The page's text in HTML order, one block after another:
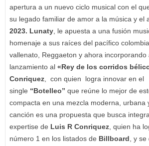
apertura a un nuevo ciclo musical con el
su legado familiar de amor a la música y el
2023. Lunaty, le apuesta a una fusión
homenaje a sus raíces del pacífico
vallenato, Reggaeton y ahora incorporando
lanzamiento al «Rey de los corridos
Conriquez, con quien logra innovar en el
single “Botelleo” que reúne lo mejor de
compacta en una mezcla moderna, urbana
canción es una propuesta que busca
expertise de Luis R Conriquez, quien ha
número 1 en los listados de Billboard, y se